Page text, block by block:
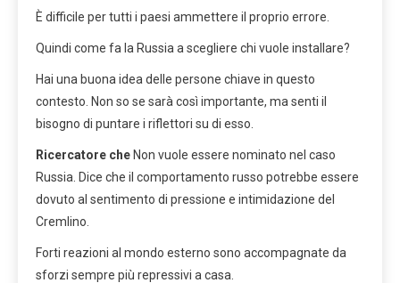
È difficile per tutti i paesi ammettere il proprio errore.
Quindi come fa la Russia a scegliere chi vuole installare?
Hai una buona idea delle persone chiave in questo
contesto. Non so se sarà così importante, ma senti il ​​
bisogno di puntare i riflettori su di esso.
Ricercatore che Non vuole essere nominato nel caso
Russia. Dice che il comportamento russo potrebbe essere
dovuto al sentimento di pressione e intimidazione del
Cremlino.
Forti reazioni al mondo esterno sono accompagnate da
sforzi sempre più repressivi a casa.